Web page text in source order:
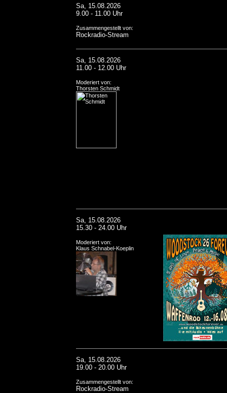
Sa, 15.08.2026
9.00 - 11.00 Uhr
Zusammengestellt von:
Rockradio-Stream
Sa, 15.08.2026
11.00 - 12.00 Uhr
Moderiert von:
Thorsten Schmidt
Sa, 15.08.2026
15.30 - 24.00 Uhr
Moderiert von:
Klaus Schnabel-Koeplin
Sa, 15.08.2026
19.00 - 20.00 Uhr
Zusammengestellt von:
Rockradio-Stream